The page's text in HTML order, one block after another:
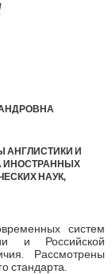
АНГЛИСТИКИ И
ИНОСТРАННЫХ
НАУК,
систем
и Российской
Рассмотрены
стандарта.